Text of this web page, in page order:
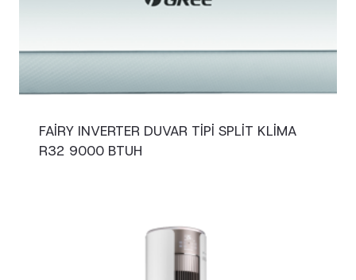
FAIRY INVERTER DUVAR TIPI SPLIT KLIMA
R32 9000 BTUH